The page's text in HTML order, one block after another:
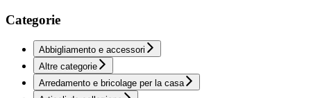
Categorie
Abbigliamento e accessori
Altre categorie
Arredamento e bricolage per la casa